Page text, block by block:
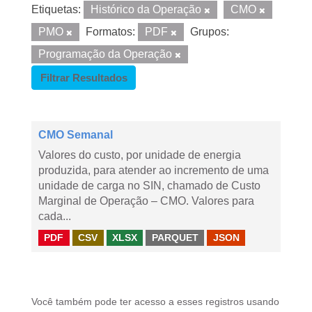
Etiquetas: Histórico da Operação
CMO
PMO
Formatos: PDF
Grupos:
Programação da Operação
Filtrar Resultados
CMO Semanal
Valores do custo, por unidade de energia
produzida, para atender ao incremento de uma
unidade de carga no SIN, chamado de Custo
Marginal de Operação – CMO. Valores para
cada...
PDF CSV XLSX PARQUET JSON
Você também pode ter acesso a esses registros usando